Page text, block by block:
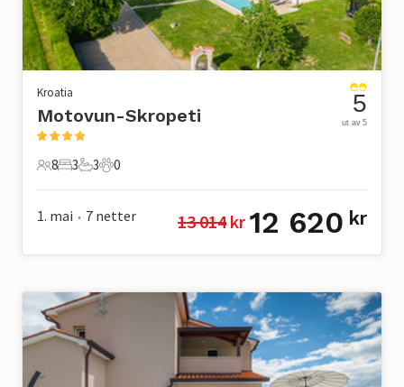
Kroatia
Motovun-Skropeti
8 Gjester
8
3 Soverom
3
3 Bad
3
0 Kjæledyr
0
5
ut av 5
1. mai • 7 netter 13 014 kr 12 620 kr